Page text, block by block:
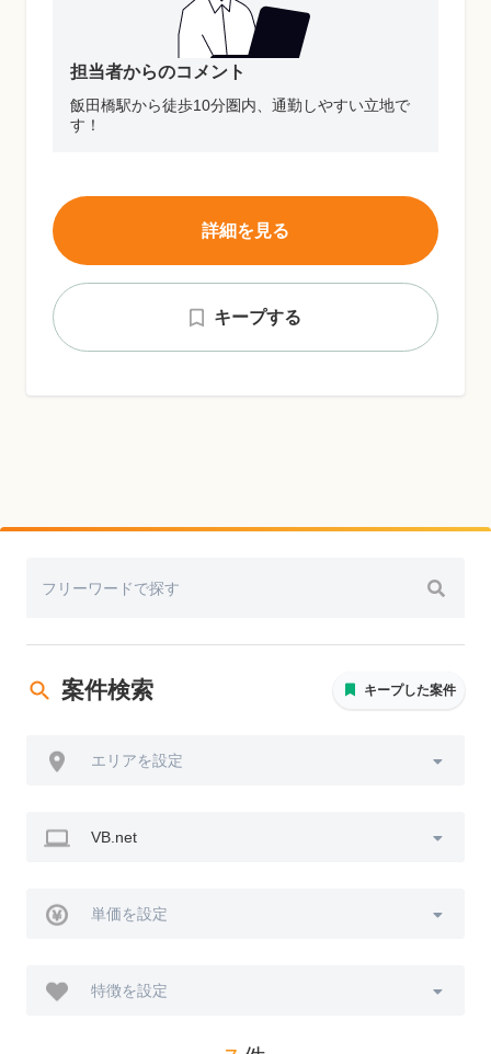
担当者からのコメント
飯田橋駅から徒歩10分圏内、通勤しやすい立地で
す！
キープする
詳細を見る
案件検索 キープした案件
エリアを設定
VB.net
単価を設定
特徴を設定